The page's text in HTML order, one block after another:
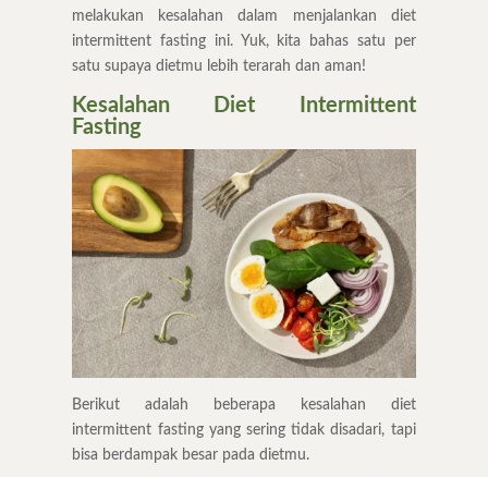
melakukan kesalahan dalam menjalankan diet
intermittent fasting ini. Yuk, kita bahas satu per
satu supaya dietmu lebih terarah dan aman!
Kesalahan Diet Intermittent
Fasting
Berikut adalah beberapa kesalahan diet
intermittent fasting yang sering tidak disadari, tapi
bisa berdampak besar pada dietmu.